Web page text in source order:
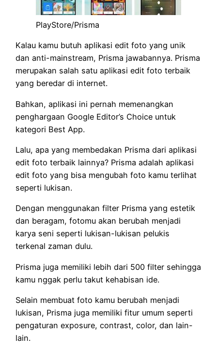
PlayStore/Prisma
Kalau kamu butuh aplikasi edit foto yang unik
dan anti-mainstream, Prisma jawabannya. Prisma
merupakan salah satu aplikasi edit foto terbaik
yang beredar di internet.
Bahkan, aplikasi ini pernah memenangkan
penghargaan Google Editor’s Choice untuk
kategori Best App.
Lalu, apa yang membedakan Prisma dari aplikasi
edit foto terbaik lainnya? Prisma adalah aplikasi
edit foto yang bisa mengubah foto kamu terlihat
seperti lukisan.
Dengan menggunakan filter Prisma yang estetik
dan beragam, fotomu akan berubah menjadi
karya seni seperti lukisan-lukisan pelukis
terkenal zaman dulu.
Prisma juga memiliki lebih dari 500 filter sehingga
kamu nggak perlu takut kehabisan ide.
Selain membuat foto kamu berubah menjadi
lukisan, Prisma juga memiliki fitur umum seperti
pengaturan exposure, contrast, color, dan lain-
lain.